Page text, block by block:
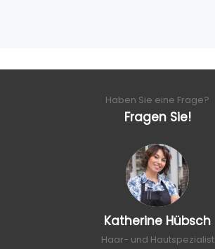
Haben Sie eine Frage?
Fragen Sie!
Katherine Hübsch
Haar- und Hautspezialist